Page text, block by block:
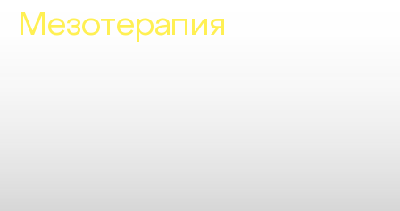
Мезотерапия